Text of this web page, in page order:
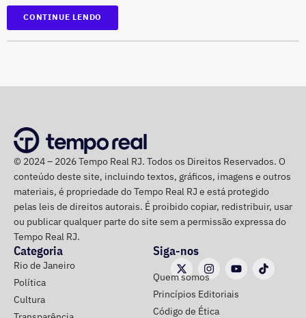
REAL, em parceria com a emissora.
Participam do debate André Marinho (Novo), Anthony
O público também poderá acompanhar a cobertura
especial do TEMPO REAL pelo Instagram do portal, com
transmissão e atualizações nos Stories.
CONTINUE LENDO
© 2024 – 2026 Tempo Real RJ. Todos os Direitos Reservados. O
conteúdo deste site, incluindo textos, gráficos, imagens e outros
materiais, é propriedade do Tempo Real RJ e está protegido
pelas leis de direitos autorais. É proibido copiar, redistribuir, usar
ou publicar qualquer parte do site sem a permissão expressa do
Tempo Real RJ.
Categoria
Rio de Janeiro
Política
Cultura
Siga-nos
Quem somos
Princípios Editoriais
Código de Ética